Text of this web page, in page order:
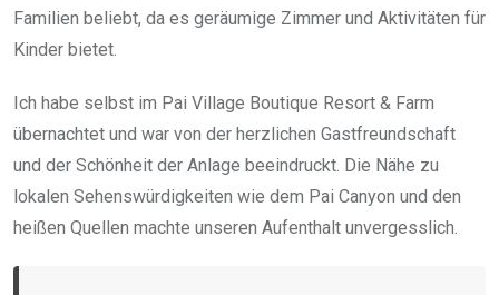
Familien beliebt, da es geräumige Zimmer und Aktivitäten für
Kinder bietet.
Ich habe selbst im Pai Village Boutique Resort & Farm
übernachtet und war von der herzlichen Gastfreundschaft
und der Schönheit der Anlage beeindruckt. Die Nähe zu
lokalen Sehenswürdigkeiten wie dem Pai Canyon und den
heißen Quellen machte unseren Aufenthalt unvergesslich.